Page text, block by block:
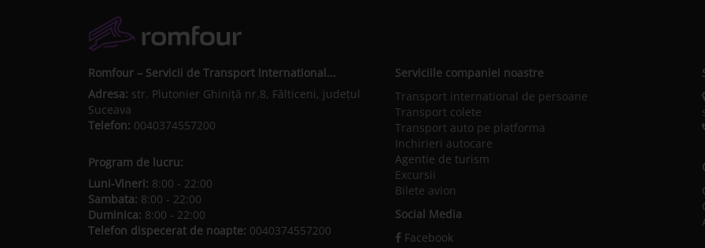
Romfour – Servicii de Transport International...
Adresa: str. Plutonier Ghiniţă nr.8, Fălticeni, judeţul
Suceava
Telefon: 0040374557200
Program de lucru:
Luni-Vineri: 8:00 - 22:00
Sambata: 8:00 - 22:00
Duminica: 8:00 - 22:00
Telefon dispecerat de noapte: 0040374557200
Serviciile companiei noastre
Transport international de persoane
Transport colete
Transport auto pe platforma
Inchirieri autocare
Agentie de turism
Excursii
Bilete avion
Social Media
Facebook